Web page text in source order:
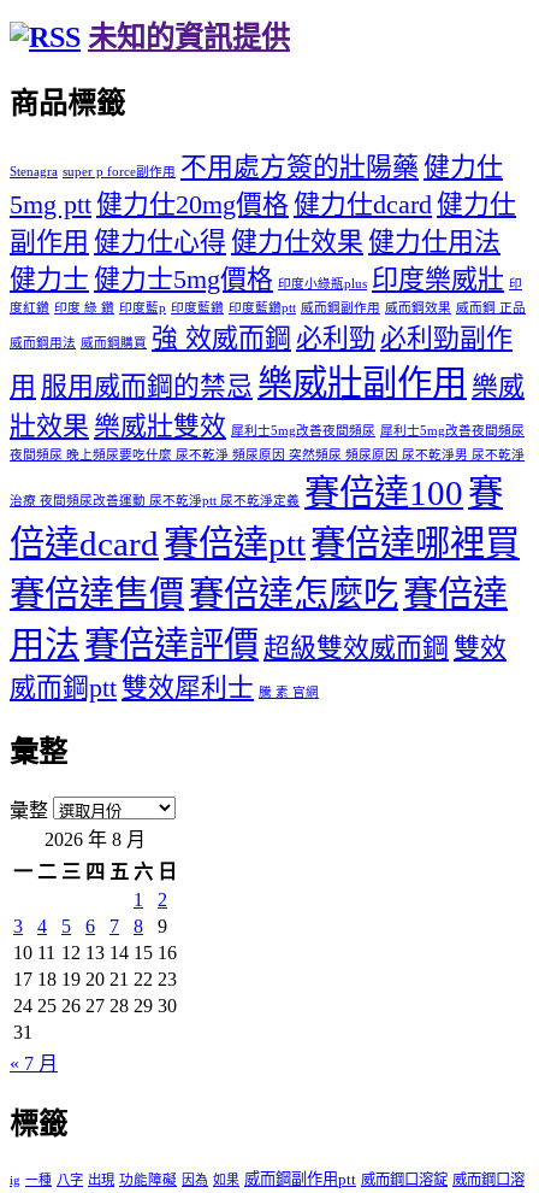
未知的資訊提供
商品標籤
Stenagra super p force副作用 不用處方簽的壯陽藥 健力仕
5mg ptt健力仕20mg價格健力仕dcard健力仕
副作用 健力仕心得 健力仕效果 健力仕用法
健力士 健力士5mg價格 印度小綠瓶plus 印度樂威壯 印
度紅鑽 印度 綠 鑽 印度藍p 印度藍鑽 印度藍鑽ptt 威而鋼副作用 威而鋼效果 威而鋼 正品
威而鋼用法 威而鋼購買 強 效威而鋼 必利勁 必利勁副作
用 服用威而鋼的禁忌 樂威壯副作用 樂威
壯效果 樂威壯雙效 犀利士5mg改善夜間頻尿 犀利士5mg改善夜間頻尿
夜間頻尿 晚上頻尿要吃什麼 尿不乾淨 頻尿原因 突然頻尿 頻尿原因 尿不乾淨男 尿不乾淨
治療 夜間頻尿改善運動 尿不乾淨ptt 尿不乾淨定義 賽倍達100賽
倍達dcard 賽倍達ptt賽倍達哪裡買
賽倍達售價 賽倍達怎麼吃賽倍達
用法賽倍達評價 超級雙效威而鋼 雙效
威而鋼ptt 雙效犀利士 騰 素 官網
彙整
彙整
2026 年 8 月
一 二 三 四 五 六 日
1
2
3
4 5 6 7 8
9
10 11 12 13 14 15 16
17 18 19 20 21 22 23
24 25 26 27 28 29 30
31
« 7 月
標籤
ig 一種 八字 出現 功能障礙 因為 如果 威而鋼副作用ptt 威而鋼口溶錠 威而鋼口溶